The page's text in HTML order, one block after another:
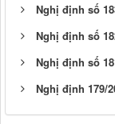
Nghị định số
Nghị định số
Nghị định số
Nghị định 179/